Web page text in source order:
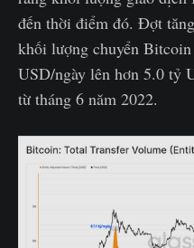
đến thời điểm đó. Đợt
khối lượng chuyển
USD/ngày lên hơn 5.0 tỷ
từ tháng 6 năm 2022.